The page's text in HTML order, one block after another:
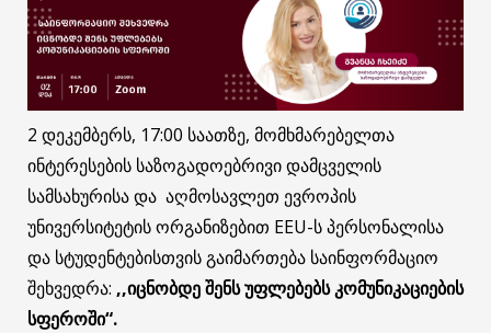
ᲑᲘᲑᲚᲘᲝᲗᲔᲙᲐ
ᲙᲝᲜᲢᲐᲥᲢᲘ
2 დეკემბერს, 17:00 საათზე, მომხმარებელთა
ინტერესების საზოგადოებრივი დამცველის
სამსახურისა და აღმოსავლეთ ევროპის
უნივერსიტეტის ორგანიზებით EEU-ს პერსონალისა
და სტუდენტებისთვის გაიმართება საინფორმაციო
შეხვედრა: ,,იცნობდე შენს უფლებებს კომუნიკაციების
სფეროში“.